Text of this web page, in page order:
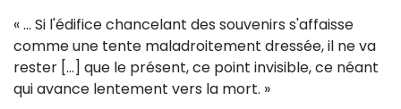
« ... Si l'édifice chancelant des souvenirs s'affaisse
comme une tente maladroitement dressée, il ne va
rester [...] que le présent, ce point invisible, ce néant
qui avance lentement vers la mort. »